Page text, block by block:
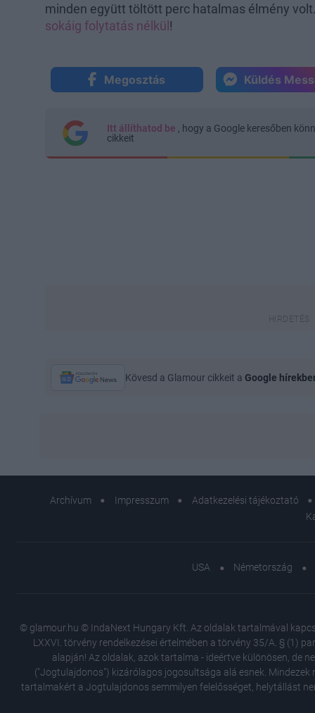
minden együtt töltött perc hatalmas élmény
sokáig folytatás nélkül!
Megosztás Küldés
Itt állíthatod be , hogy a Google keresőben
cikkeit
Kövesd a Glamour cikkeit a Google
Archívum Impresszum Adatkezelési tájékoztató
USA Németország
© glamour.hu © IndaNext Hungary Kft. Az oldalak tartalmával
LXXVI. törvény rendelkezései értelmében a törvény 35/A. § (1)
alapján! Az oldalak, azok tartalma - ideértve különösen, de
("Jogtulajdonos") kizárólagos jogosultsága alá esnek.
tartalmakért a Jogtulajdonos semmilyen felelősséget, helytállást